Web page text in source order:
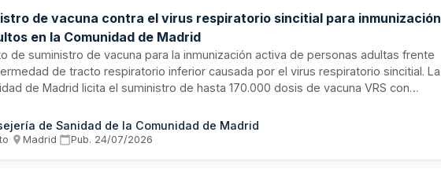
de vacuna contra el virus respiratorio sincitial para inmunización
en la Comunidad de Madrid
de suministro de vacuna para la inmunización activa de personas adultas frente
de tracto respiratorio inferior causada por el virus respiratorio sincitial. La
de Madrid licita el suministro de hasta 170.000 dosis de vacuna VRS con
a las demandas de los centros de administración de la región y la Cámara
de Vacunas. El contrato tiene una duración máxima de 12 meses desde su
de Sanidad de la Comunidad de Madrid
· Madrid· Pub. 24/07/2026